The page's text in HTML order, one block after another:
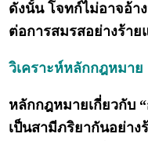
ดังนั้น โจทก์ไม่อาจอ้า
ต่อการสมรสอย่างร้าย
วิเคราะห์หลักกฎหมาย
หลักกฎหมายเกี่ยวกับ
เป็นสามีภริยากันอย่าง